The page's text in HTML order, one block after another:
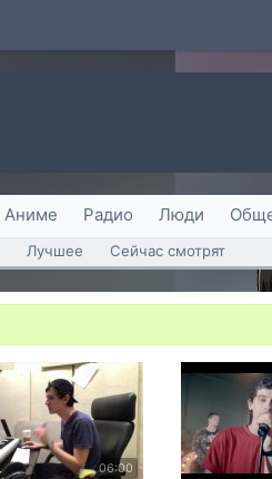
Аниме Радио Люди
Лучшее Сейчас смотрят
06:00